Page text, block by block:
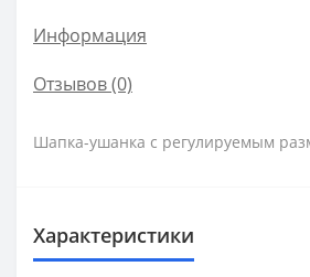
Информация
Отзывов (0)
Шапка-ушанка с регулируемым
Характеристики